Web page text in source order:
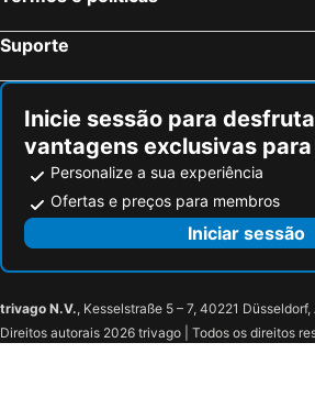
Suporte
Inicie sessão para
vantagens exclusivas
Personalize a sua experiência
Ofertas e preços para membros
Iniciar sessão
trivago N.V., Kesselstraße 5 – 7, 40221 Düsseldorf,
Direitos autorais 2026 trivago | Todos os direitos